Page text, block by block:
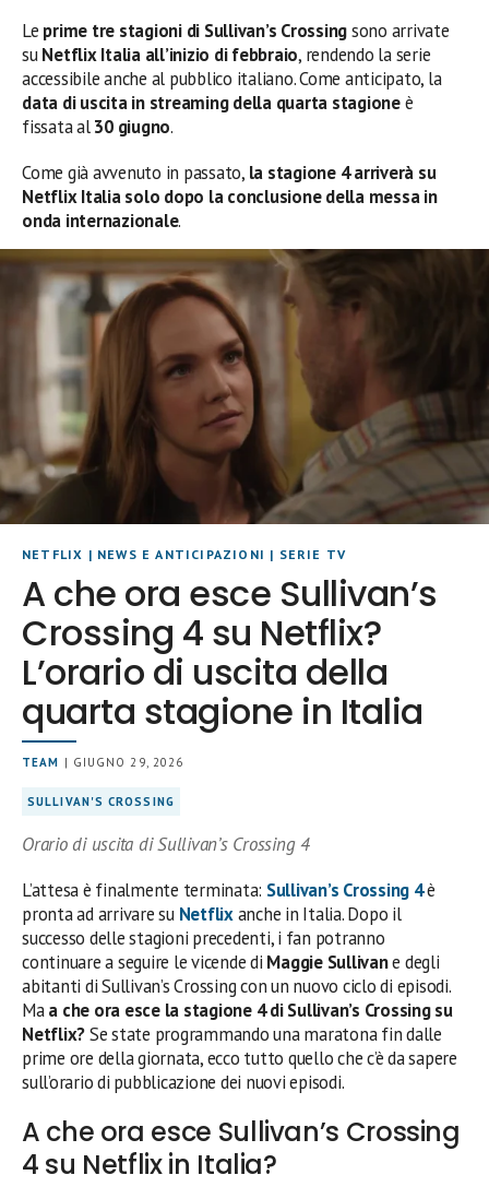
Le prime tre stagioni di Sullivan’s Crossingsono arrivate
suNetflix Italia all’inizio di febbraio, rendendo la serie
accessibile anche al pubblico italiano. Come anticipato, la
data di uscita in streaming della quarta stagioneè
fissata al30 giugno.
Come già avvenuto in passato, la stagione 4 arriverà su
Netflix Italia solo dopo la conclusione della messa in
onda internazionale.
NETFLIX | NEWS E ANTICIPAZIONI | SERIE TV
A che ora esce Sullivan’s
Crossing 4 su Netflix?
L’orario di uscita della
quarta stagione in Italia
TEAM | GIUGNO 29, 2026
SULLIVAN'S CROSSING
Orario di uscita di Sullivan’s Crossing 4
L’attesa è finalmente terminata: Sullivan’s Crossing 4è
pronta ad arrivare su Netflixanche in Italia. Dopo il
successo delle stagioni precedenti, i fan potranno
continuare a seguire le vicende di Maggie Sullivane degli
abitanti di Sullivan’s Crossing con un nuovo ciclo di episodi.
Maa che ora esce la stagione 4 di Sullivan’s Crossing su
Netflix?Se state programmando una maratona fin dalle
prime ore della giornata, ecco tutto quello che c’è da sapere
sull’orario di pubblicazione dei nuovi episodi.
A che ora esce Sullivan’s Crossing
4 su Netflix in Italia?